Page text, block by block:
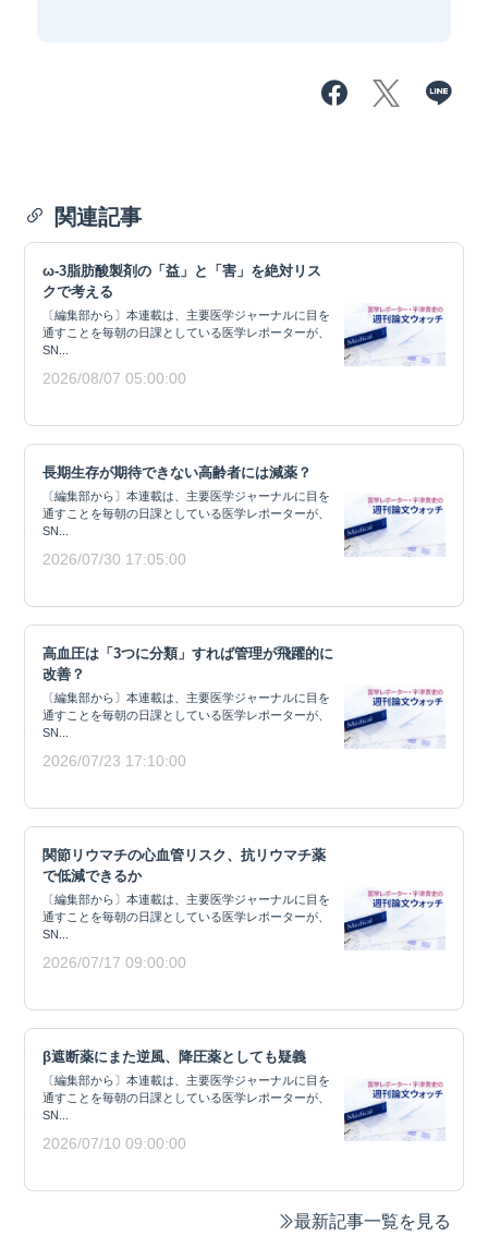
関連記事
ω-3脂肪酸製剤の「益」と「害」を絶対リス
クで考える
〔編集部から〕本連載は、主要医学ジャーナルに目を
通すことを毎朝の日課としている医学レポーターが、
SN...
2026/08/07 05:00:00
長期生存が期待できない高齢者には減薬？
〔編集部から〕本連載は、主要医学ジャーナルに目を
通すことを毎朝の日課としている医学レポーターが、
SN...
2026/07/30 17:05:00
高血圧は「3つに分類」すれば管理が飛躍的に
改善？
〔編集部から〕本連載は、主要医学ジャーナルに目を
通すことを毎朝の日課としている医学レポーターが、
SN...
2026/07/23 17:10:00
関節リウマチの心血管リスク、抗リウマチ薬
で低減できるか
〔編集部から〕本連載は、主要医学ジャーナルに目を
通すことを毎朝の日課としている医学レポーターが、
SN...
2026/07/17 09:00:00
β遮断薬にまた逆風、降圧薬としても疑義
〔編集部から〕本連載は、主要医学ジャーナルに目を
通すことを毎朝の日課としている医学レポーターが、
SN...
2026/07/10 09:00:00
最新記事一覧を見る